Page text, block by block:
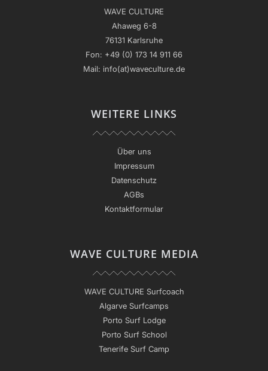
WAVE CULTURE
Ahaweg 6-8
76131 Karlsruhe
Fon: +49 (0) 173 14 911 66
Mail: info(at)waveculture.de
WEITERE LINKS
Über uns
Impressum
Datenschutz
AGBs
Kontaktformular
WAVE CULTURE MEDIA
WAVE CULTURE Surfcoach
Algarve Surfcamps
Porto Surf Lodge
Porto Surf School
Tenerife Surf Camp